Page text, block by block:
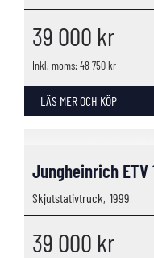
39 000 kr
Inkl. moms: 48 750 kr
LÄS MER OCH KÖP
Jungheinrich ETV
Skjutstativtruck, 1999
39 000 kr